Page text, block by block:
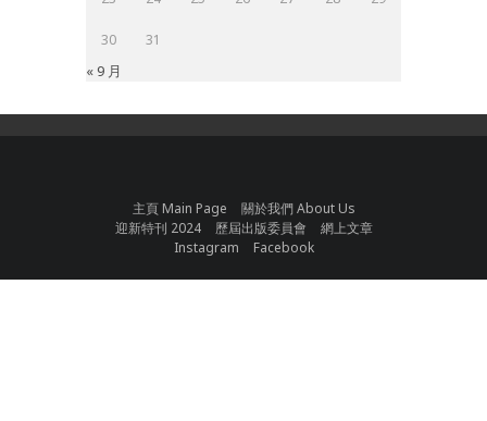
30 31
« 9 月
主頁 Main Page
關於我們 About Us
迎新特刊 2024
歷屆出版委員會
網上文章
Instagram
Facebook